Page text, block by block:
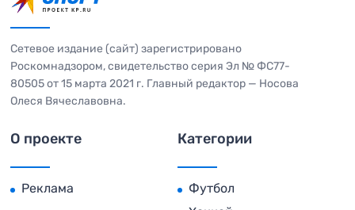
Сетевое издание (сайт) зарегистрировано
Роскомнадзором, свидетельство серия Эл № ФС77-
80505 от 15 марта 2021 г. Главный редактор — Носова
Олеся Вячеславовна.
О проекте
Реклама
Категории
Футбол